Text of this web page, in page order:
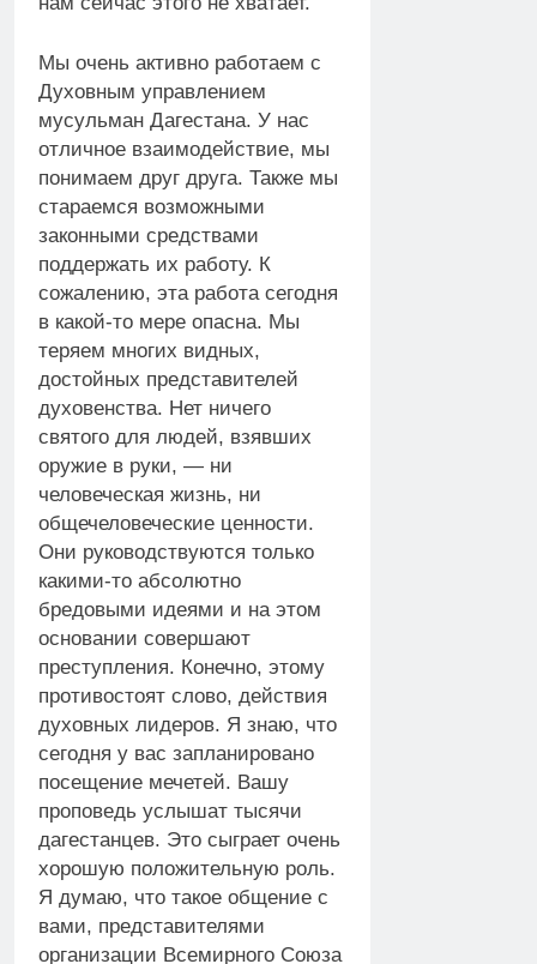
Мы очень активно работаем с
Духовным управлением
мусульман Дагестана. У нас
отличное взаимодействие, мы
понимаем друг друга. Также мы
стараемся возможными
законными средствами
поддержать их работу. К
сожалению, эта работа сегодня
в какой-то мере опасна. Мы
теряем многих видных,
достойных представителей
духовенства. Нет ничего
святого для людей, взявших
оружие в руки, — ни
человеческая жизнь, ни
общечеловеческие ценности.
Они руководствуются только
какими-то абсолютно
бредовыми идеями и на этом
основании совершают
преступления. Конечно, этому
противостоят слово, действия
духовных лидеров. Я знаю, что
сегодня у вас запланировано
посещение мечетей. Вашу
проповедь услышат тысячи
дагестанцев. Это сыграет очень
хорошую положительную роль.
Я думаю, что такое общение с
вами, представителями
организации Всемирного Союза